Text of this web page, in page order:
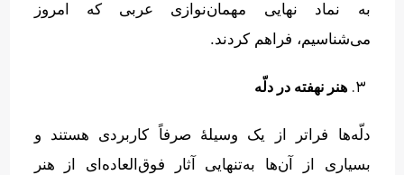
به نماد نهایی مهمان‌نوازی عربی که امروز
می‌شناسیم، فراهم کردند.
هنر نهفته در دلّه
دلّه‌ها فراتر از یک وسیلهٔ صرفاً کاربردی هستند و
بسیاری از آن‌ها به‌تنهایی آثار فوق‌العاده‌ای از هنر